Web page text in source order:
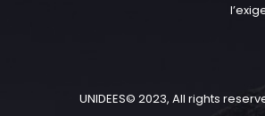
UNIDEES© 2023, All rights